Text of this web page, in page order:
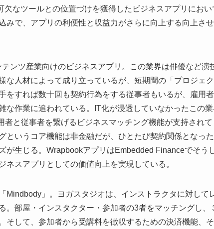
なツールとの位置づけを獲得したビジネスアプリにおい
で、アプリの利便性と収益力がさらに向上する向上さ
ンツ産業向けのビジネスアプリ。この業界は俳優など演
人材によって成り立っているが、短期間の「プロジェク
をすれば数十回も契約行為をする従事者もいるが、雇用
作業に追われている。IT化が浸透していなかったこの業
と従事者を繋げるビジネスマッチング機能が支持されて
というコア機能は非金融だが、ひとたび契約関係となっ
が生じる。WrapbookアプリはEmbedded Financeでそう
スアプリとしての価値向上を実現している。
Mindbody」。ヨガスタジオは、インストラクタに対して
。部屋・インスタクター・参加者の3者をマッチングし、
して、参加者から受講料を徴収するための決済機能、